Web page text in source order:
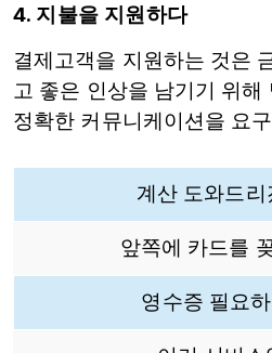
4. 지불을 지원하다
결제고객을 지원하는 것은
고 좋은 인상을 남기기 위해
정확한 커뮤니케이션을 요
계산 도와드
앞쪽에 카드를
영수증 필요